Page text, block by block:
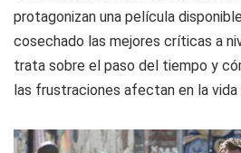
protagonizan una película
cosechado las mejores críticas a
trata sobre el paso del tiempo y
las frustraciones afectan en la vida